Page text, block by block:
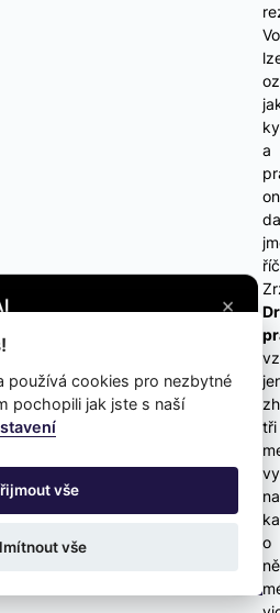
a
tři
na
o
×
se na cokoli, co vás
používá cookies pro nezbytné
pochopili jak jste s naší
vše
vše